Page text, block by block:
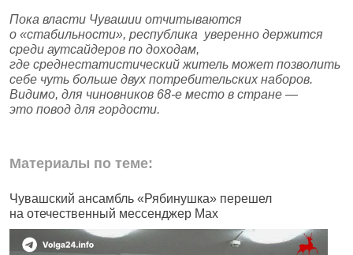
Пока власти Чувашии отчитываются
о «стабильности», республика уверенно держится
среди аутсайдеров по доходам,
где среднестатистический житель может позволить
себе чуть больше двух потребительских наборов.
Видимо, для чиновников 68‑е место в стране —
это повод для гордости.
Материалы по теме:
Чувашский ансамбль «Рябинушка» перешел
на отечественный мессенджер Max